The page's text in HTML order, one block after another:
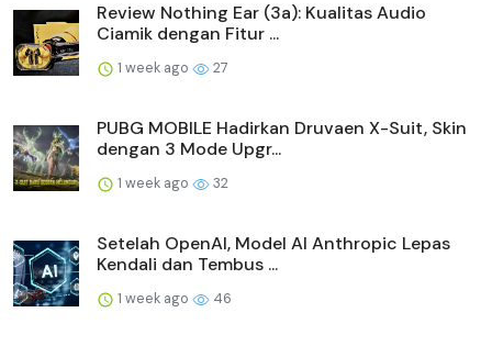
Review Nothing Ear (3a): Kualitas Audio
Ciamik dengan Fitur ...
1 week ago 27
PUBG MOBILE Hadirkan Druvaen X-Suit, Skin
dengan 3 Mode Upgr...
1 week ago 32
Setelah OpenAI, Model AI Anthropic Lepas
Kendali dan Tembus ...
1 week ago 46